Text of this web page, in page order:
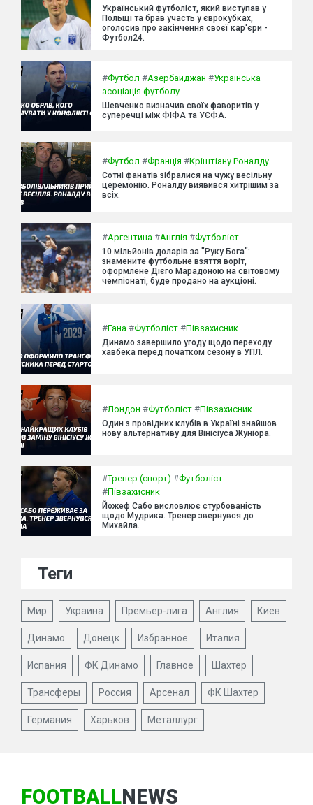
Український футболіст, який виступав у
Польщі та брав участь у єврокубках,
оголосив про закінчення своєї кар'єри -
Футбол24.
#Футбол #Азербайджан #Українська
асоціація футболу
Шевченко визначив своїх фаворитів у
суперечці між ФІФА та УЄФА.
#Футбол #Франція #Кріштіану Роналду
Сотні фанатів зібралися на чужу весільну
церемонію. Роналду виявився хитрішим за
всіх.
#Аргентина #Англія #Футболіст
10 мільйонів доларів за "Руку Бога":
знамените футбольне взяття воріт,
оформлене Дієго Марадоною на світовому
чемпіонаті, буде продано на аукціоні.
#Гана #Футболіст #Півзахисник
Динамо завершило угоду щодо переходу
хавбека перед початком сезону в УПЛ.
#Лондон #Футболіст #Півзахисник
Один з провідних клубів в Україні знайшов
нову альтернативу для Вінісіуса Жуніора.
#Тренер (спорт) #Футболіст
#Півзахисник
Йожеф Сабо висловлює стурбованість
щодо Мудрика. Тренер звернувся до
Михайла.
Теги
Мир Украина Премьер-лига Англия Киев
Динамо Донецк Избранное Италия
Испания ФК Динамо Главное Шахтер
Трансферы Россия Арсенал ФК Шахтер
Германия Харьков Металлург
FOOTBALLNEWS